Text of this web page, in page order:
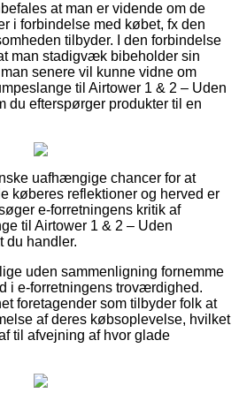
at man er vidende om de
i forbindelse med købet, fx den
tilbyder. I den forbindelse
man stadigvæk bibeholder sin
senere vil kunne vidne om
til Airtower 1 & 2 – Uden
du efterspørger produkter til en
uafhængige chancer for at
køberes reflektioner og herved er
e-forretningens kritik af
til Airtower 1 & 2 – Uden
du handler.
uden sammenligning fornemme
i e-forretningens troværdighed.
foretagender som tilbyder folk at
af deres købsoplevelse, hvilket
til afvejning af hvor glade